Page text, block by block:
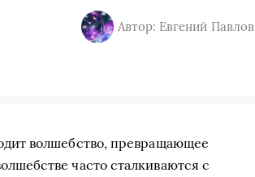
Автор: Евгений Павлов
волшебство, превращающее
часто сталкиваются с